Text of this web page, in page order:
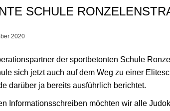
SCHULE
2020
der sportbetonten Schule
sich jetzt auch auf dem Weg zu einer
darüber ja bereits ausführlich berichtet.
Informationsschreiben möchten wir alle